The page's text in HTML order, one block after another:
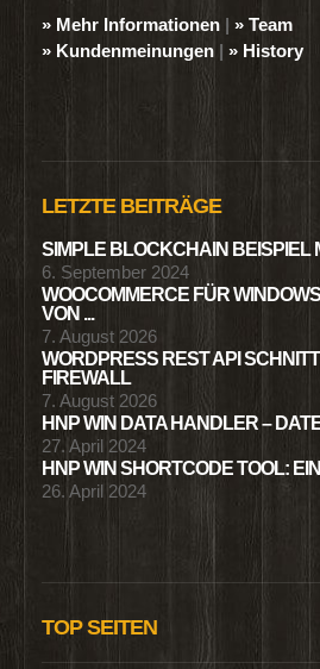
» Mehr Informationen | » Team
» Kundenmeinungen | » History
LETZTE BEITRÄGE
SIMPLE BLOCKCHAIN BEISPIEL
6. September 2024
WOOCOMMERCE FÜR
VON ...
7. August 2026
WORDPRESS REST API
FIREWALL
7. August 2026
HNP WIN DATA HANDLER –
27. April 2024
HNP WIN SHORTCODE TOOL:
26. April 2024
TOP SEITEN